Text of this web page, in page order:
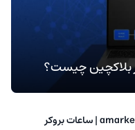
برررسی ساعت بروکر amarket | ساعات بروکر